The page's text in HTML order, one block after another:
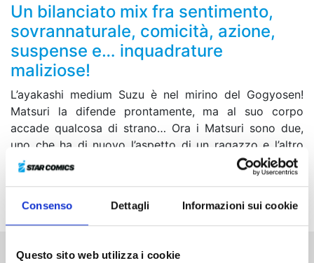
Consenso Dettagli Informazioni sui cookie
Questo sito web utilizza i cookie
Un bilanciato mix fra sentimento,
sovrannaturale, comicità, azione,
suspense e… inquadrature
maliziose!
L’ayakashi medium Suzu è nel mirino del Gogyosen!
Matsuri la difende prontamente, ma al suo corpo
accade qualcosa di strano… Ora i Matsuri sono due,
uno che ha di nuovo l’aspetto di un ragazzo e l’altro
con un corpo femminile! Che tra loro, entrambi
convinti di essere il vero Matsuri, e Suzu si crei un